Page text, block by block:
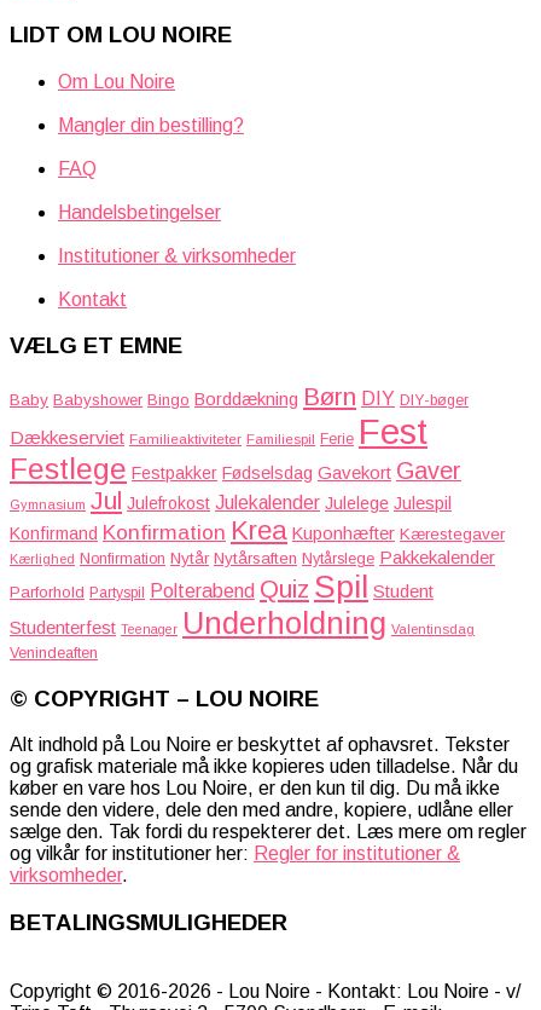
LIDT OM LOU NOIRE
Om Lou Noire
Mangler din bestilling?
FAQ
Handelsbetingelser
Institutioner & virksomheder
Kontakt
VÆLG ET EMNE
Baby Babyshower Bingo Borddækning Børn DIY DIY-bøger
Dækkeserviet Familieaktiviteter Familiespil Ferie Fest
Festlege Festpakker Fødselsdag Gavekort Gaver
Gymnasium Jul Julefrokost Julekalender Julelege Julespil
Konfirmand Konfirmation Krea Kuponhæfter Kærestegaver
Kærlighed Nonfirmation Nytår Nytårsaften Nytårslege Pakkekalender
Parforhold Partyspil Polterabend Quiz Spil Student
Studenterfest Teenager Underholdning Valentinsdag
Venindeaften
© COPYRIGHT – LOU NOIRE
Alt indhold på Lou Noire er beskyttet af ophavsret. Tekster
og grafisk materiale må ikke kopieres uden tilladelse. Når du
køber en vare hos Lou Noire, er den kun til dig. Du må ikke
sende den videre, dele den med andre, kopiere, udlåne eller
sælge den. Tak fordi du respekterer det. Læs mere om regler
og vilkår for institutioner her: Regler for institutioner &
virksomheder.
BETALINGSMULIGHEDER
Copyright © 2016-2026 - Lou Noire - Kontakt: Lou Noire - v/